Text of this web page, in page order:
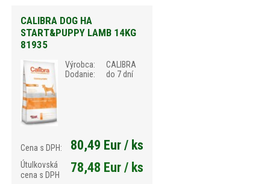
CALIBRA DOG HA
START&PUPPY LAMB 14KG
81935
Výrobca:
CALIBRA
Dodanie:
do 7 dní
Cena s DPH: 80,49 Eur / ks
Útulkovská
cena s DPH
78,48 Eur / ks